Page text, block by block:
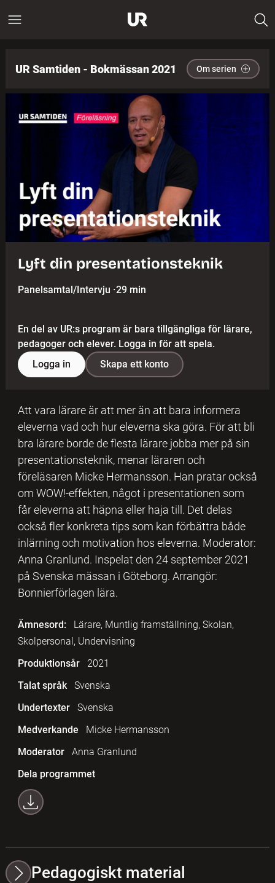
UR Samtiden - Bokmässan 2021 Om serien
Lyft din presentationsteknik
Panelsamtal/Intervju ·29 min
En del av UR:s program är bara tillgängliga för lärare,
pedagoger och elever. Logga in för att spela.
Logga in
Skapa ett konto
Att vara lärare är att mer än att bara informera
eleverna vad och hur eleverna ska göra. För att bli
bra lärare borde de flesta lärare jobba mer på sin
presentationsteknik, menar läraren och
föreläsaren Micke Hermansson. Han pratar också
om WOW!-effekten, något i presentationen som
får eleverna att häpna eller haja till. Det delas
också fler konkreta tips som kan förbättra både
inlärning och motivation hos eleverna. Moderator:
Anna Granlund. Inspelat den 24 september 2021
på Svenska mässan i Göteborg. Arrangör:
Bonnierförlagen lära.
Ämnesord:
Lärare, Muntlig framställning, Skolan,
Skolpersonal, Undervisning
Produktionsår
2021
Talat språk
Svenska
Undertexter
Svenska
Medverkande
Micke Hermansson
Moderator
Anna Granlund
Dela programmet
Pedagogiskt material